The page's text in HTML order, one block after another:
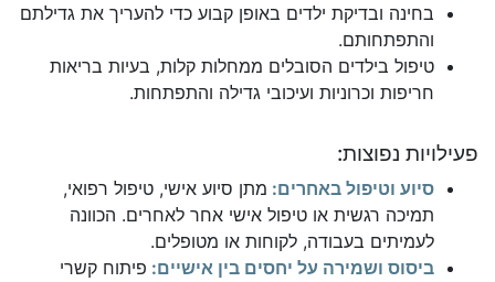
בחינה ובדיקת ילדים באופן קבוע כדי להעריך את גדילתם
והתפתחותם.
טיפול בילדים הסובלים ממחלות קלות, בעיות בריאות
חריפות וכרוניות ועיכובי גדילה והתפתחות.
פעילויות נפוצות:
סיוע וטיפול באחרים: מתן סיוע אישי, טיפול רפואי,
תמיכה רגשית או טיפול אישי אחר לאחרים. הכוונה
לעמיתים בעבודה, לקוחות או מטופלים.
ביסוס ושמירה על יחסים בין אישיים: פיתוח קשרי